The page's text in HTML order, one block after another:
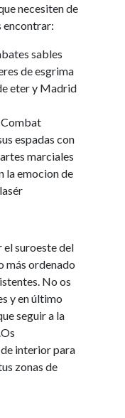
necesiten de
encontrar:
sables
de esgrima
eter y Madrid
espadas con
marciales
la emocion de
el suroeste del
más ordenado
No os
y en último
seguir a la
interior para
zonas de